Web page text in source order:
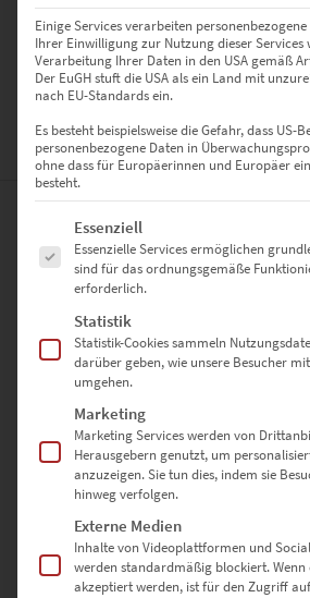
Poster, Leinwand auf Keilrahmen, Acrylglas
GRÖSSE
30 x 20 cm, 45 x 30 cm, 60 x 40 cm, 75 x 50
cm, 135 x 90 cm, 150 x 100 cm
BEWERTUNGEN (0)
Bewertungen
0
Einige Services verarbeiten
Ihrer Einwilligung zur Nutzung dieser Services
Verarbeitung Ihrer Daten in den USA gemäß
Der EuGH stuft die USA als ein Land mit
nach EU-Standards ein.
Es besteht beispielsweise die Gefahr, dass US-
personenbezogene Daten in
ohne dass für Europäerinnen und Europäer
besteht.
Es folgt eine Liste der Service-Gruppen,
Essenziell
Essenzielle Services ermöglichen
sind für das ordnungsgemäße
erforderlich.
Statistik
Statistik-Cookies sammeln
darüber geben, wie unsere Besucher
umgehen.
Marketing
Marketing Services werden von
Herausgebern genutzt, um
anzuzeigen. Sie tun dies, indem sie
hinweg verfolgen.
Externe Medien
Inhalte von Videoplattformen und
werden standardmäßig blockiert. Wenn
akzeptiert werden, ist für den Zugriff